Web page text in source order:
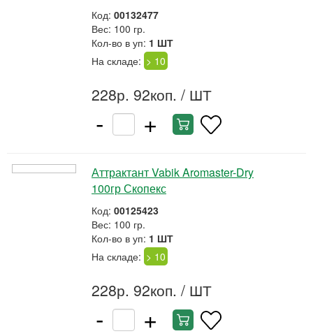
Код: 00132477
Вес: 100 гр.
Кол-во в уп: 1 ШТ
На складе: > 10
228р. 92коп. / ШТ
- +
Аттрактант Vabik Aromaster-Dry
100гр Скопекс
Код: 00125423
Вес: 100 гр.
Кол-во в уп: 1 ШТ
На складе: > 10
228р. 92коп. / ШТ
- +